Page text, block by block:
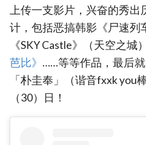
上传一支影片，兴奋的秀
计，包括恶搞韩影《尸速列
《SKY Castle》（天空之城）
芭比》 ……等等作品，最后
「朴圭奉」（谐音fxxk you
（30）日！